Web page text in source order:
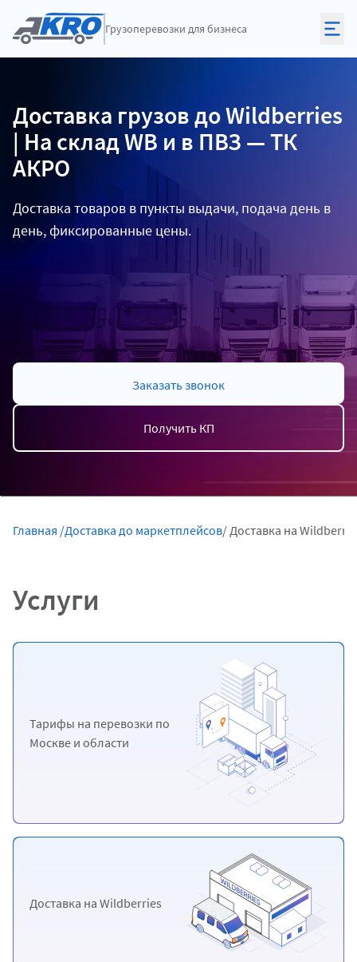
Грузоперевозки для бизнеса
Доставка грузов до Wildberries
| На склад WB и в ПВЗ — ТК
АКРО
Доставка товаров в пункты выдачи, подача день в
день, фиксированные цены.
Заказать звонок
Получить КП
Главная /Доставка до маркетплейсов/ Доставка на
Услуги
Тарифы на перевозки по
Москве и области
Доставка на Wildberries